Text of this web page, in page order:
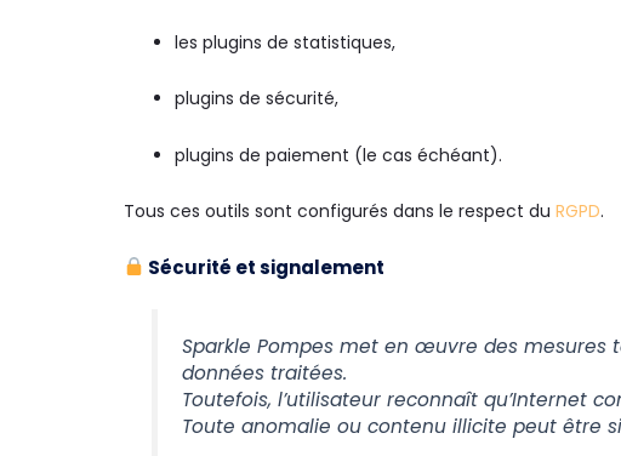
les plugins de statistiques,
plugins de sécurité,
plugins de paiement (le cas échéant).
Tous ces outils sont configurés dans le respect du RGPD.
Sécurité et signalement
Sparkle Pompes met en œuvre des mesures
données traitées.
Toutefois, l’utilisateur reconnaît qu’Internet
Toute anomalie ou contenu illicite peut être